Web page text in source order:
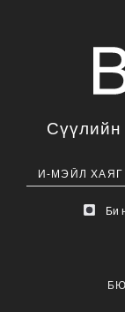
Сүүлийн
Би